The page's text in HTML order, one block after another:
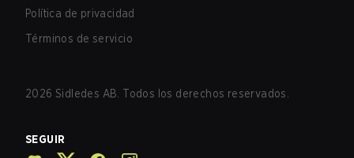
Política de privacidad
Términos de servicio
2026 Sidledes AB. Todos los derechos reservados.
SEGUIR